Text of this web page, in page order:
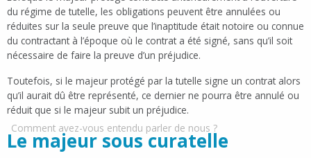
du régime de tutelle, les obligations peuvent être annulées ou
réduites sur la seule preuve que l’inaptitude était notoire ou connue
du contractant à l’époque où le contrat a été signé, sans qu’il soit
nécessaire de faire la preuve d’un préjudice.
Toutefois, si le majeur protégé par la tutelle signe un contrat alors
qu’il aurait dû être représenté, ce dernier ne pourra être annulé ou
réduit que si le majeur subit un préjudice.
Le majeur sous curatelle
Comment avez-vous entendu parler de nous ?